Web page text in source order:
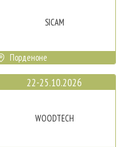
SICAM
Порденоне
22-25.10.2026
WOODTECH